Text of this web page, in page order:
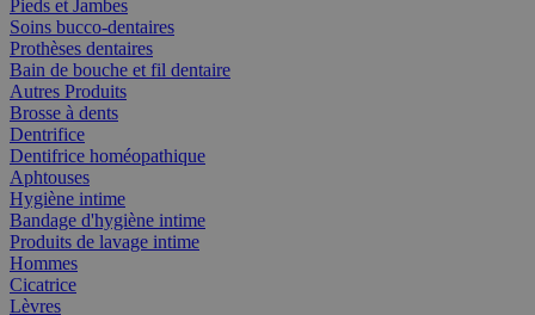
Pieds et Jambes
Soins bucco-dentaires
Prothèses dentaires
Bain de bouche et fil dentaire
Autres Produits
Brosse à dents
Dentrifice
Dentifrice homéopathique
Aphtouses
Hygiène intime
Bandage d'hygiène intime
Produits de lavage intime
Hommes
Cicatrice
Lèvres